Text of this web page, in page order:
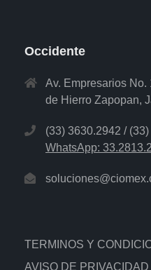
Occidente
Av. Empresarios
de Hierro Zapopan,
(33) 3630.2942 /
WhatsApp:
TERMINOS Y
AVISO DE PRIVACIDAD